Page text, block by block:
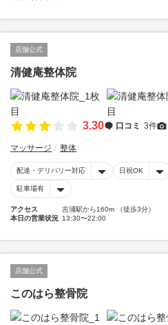
店舗公式
清健庵整体院
3.30 口コミ 3件
マッサージ 整体
配達・デリバリー対応 日祝OK
駐車場有
アクセス
吉浦駅から160m （徒歩3分）
本日の営業状況 13:30〜22:00
店舗公式
このはら整骨院